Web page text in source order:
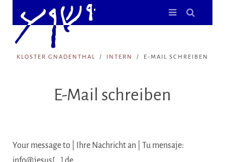
KLOSTER GNADENTHAL INTERN E-MAIL SCHREIBEN
E-Mail schreiben
Your message to | Ihre Nachricht an | Tu mensaje: